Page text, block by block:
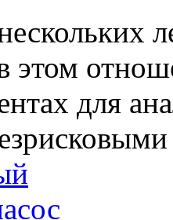
этом
для